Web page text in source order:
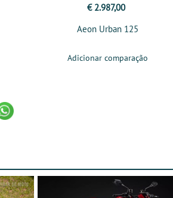
€ 2.987,00
Aeon Urban 125
Adicionar comparação